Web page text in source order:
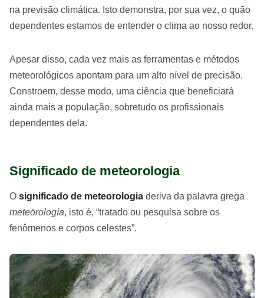
na previsão climática. Isto demonstra, por sua vez, o quão
dependentes estamos de entender o clima ao nosso redor.
Apesar disso, cada vez mais as ferramentas e métodos
meteorológicos apontam para um alto nível de precisão.
Constroem, desse modo, uma ciência que beneficiará
ainda mais a população, sobretudo os profissionais
dependentes dela.
Significado de meteorologia
O significado de meteorologia deriva da palavra grega
meteōrología, isto é, “tratado ou pesquisa sobre os
fenômenos e corpos celestes”.